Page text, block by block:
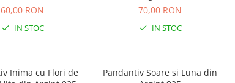
60,00 RON
IN STOC
70,00 RON
IN STOC
Inima cu Flori de
Pandantiv Soare si Luna din